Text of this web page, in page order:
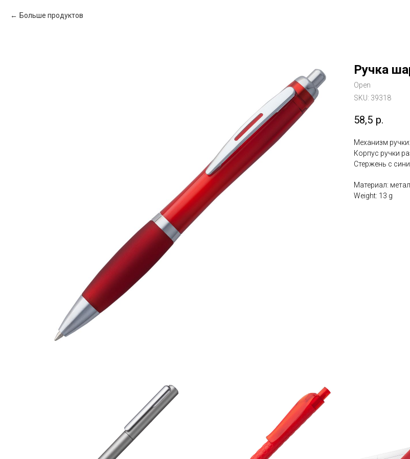
Больше продуктов
Ручка
Open
SKU: 39318
58,5 р.
Механизм
Корпус ручки
Стержень с
Материал:
Weight: 13 g